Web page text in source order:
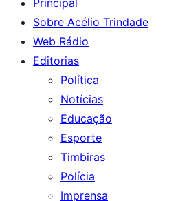
Principal
Sobre Acélio Trindade
Web Rádio
Editorias
Política
Notícias
Educação
Esporte
Timbiras
Polícia
Imprensa